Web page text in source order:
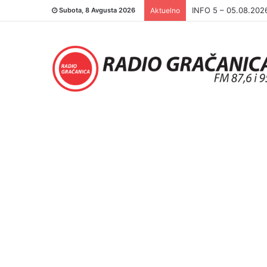
Subota, 8 Avgusta 2026 Aktuelno INFO 5 –